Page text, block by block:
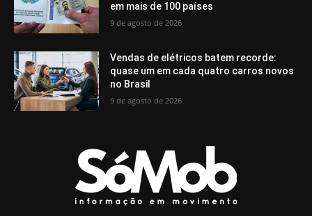
em mais de 100 países
9 de agosto de 2026
Vendas de elétricos batem recorde:
quase um em cada quatro carros novos
no Brasil
9 de agosto de 2026